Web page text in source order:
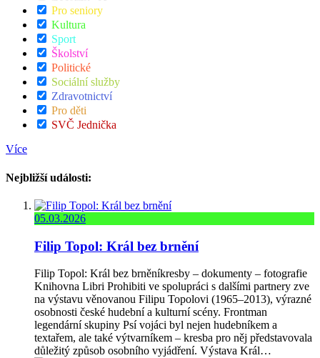
Pro seniory
Kultura
Sport
Školství
Politické
Sociální služby
Zdravotnictví
Pro děti
SVČ Jednička
Více
Nejbližší události:
05.03.2026
Filip Topol: Král bez brnění
Filip Topol: Král bez brněníkresby – dokumenty – fotografie
Knihovna Libri Prohibiti ve spolupráci s dalšími partnery zve
na výstavu věnovanou Filipu Topolovi (1965–2013), výrazné
osobnosti české hudební a kulturní scény. Frontman
legendární skupiny Psí vojáci byl nejen hudebníkem a
textařem, ale také výtvarníkem – kresba pro něj představovala
důležitý způsob osobního vyjádření. Výstava Král…